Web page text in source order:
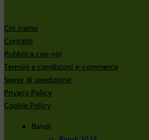
Chi siamo
Contatti
Pubblica con noi
Termini e condizioni e-commerce
Spese di spedizione
Privacy Policy
Cookie Policy
Bandi